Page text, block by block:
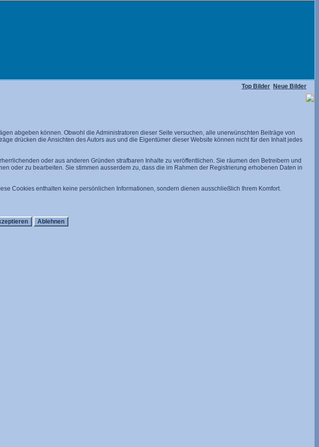
Top Bilder Neue Bilder
abgeben können. Obwohl die Administratoren dieser Seite versuchen, alle unerwünschten Beiträge von
drücken die Ansichten des Autors aus und die Eigentümer dieser Website können nicht für den Inhalt jedes
oder aus anderen Gründen strafbaren Inhalte zu veröffentlichen. Sie räumen den Betreibern und
oder zu bearbeiten. Sie stimmen ausserdem zu, dass die im Rahmen der Registrierung erhobenen Daten in
Cookies enthalten keine persönlichen Informationen, sondern dienen ausschließlich Ihrem Komfort.